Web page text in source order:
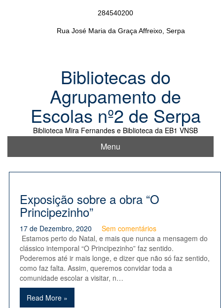
284540200
Rua José Maria da Graça Affreixo, Serpa
Bibliotecas do
Agrupamento de
Escolas nº2 de Serpa
Biblioteca Mira Fernandes e Biblioteca da EB1 VNSB
Menu
Exposição sobre a obra “O
Principezinho”
17 de Dezembro, 2020
Sem comentários
Estamos perto do Natal, e mais que nunca a mensagem do
clássico intemporal “O Principezinho” faz sentido.
Poderemos até ir mais longe, e dizer que não só faz sentido,
como faz falta. Assim, queremos convidar toda a
comunidade escolar a visitar, n…
Read More »